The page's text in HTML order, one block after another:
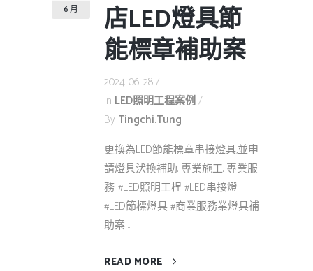
6 月
店LED燈具節
能標章補助案
2024-06-28
In LED照明工程案例
By Tingchi.tung
更換為LED節能標章串接燈具,並申
請燈具汱換補助. 專業施工. 專業服
務. #LED照明工桯 #LED串接燈
#LED節標燈具 #商業服務業燈具補
助案 ...
READ MORE